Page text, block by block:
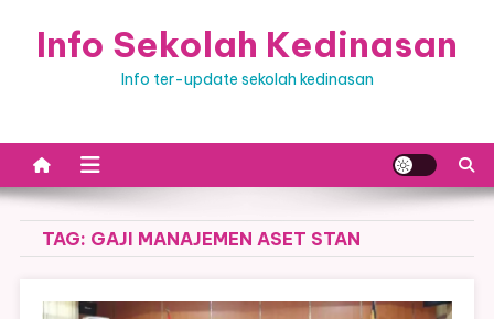
Info Sekolah Kedinasan
Info ter-update sekolah kedinasan
TAG: GAJI MANAJEMEN ASET STAN